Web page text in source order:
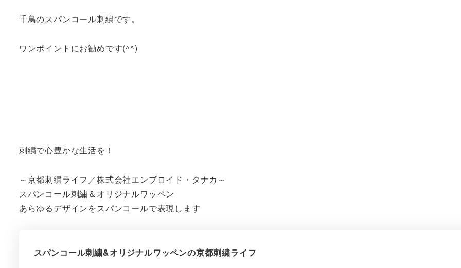
千鳥のスパンコール刺繍です。
ワンポイントにお勧めです(^^)
刺繍で心豊かな生活を！
～京都刺繍ライフ／株式会社エンブロイド・タナカ～
スパンコール刺繍＆オリジナルワッペン
あらゆるデザインをスパンコールで表現します
スパンコール刺繍&オリジナルワッペンの京都刺繍ライフ